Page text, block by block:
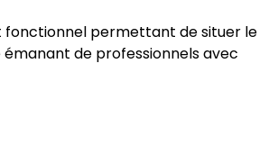
fonctionnel permettant de situer le
de professionnels avec